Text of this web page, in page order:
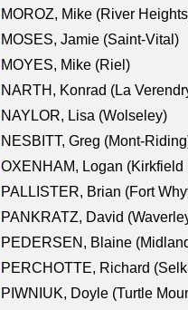
MOROZ, Mike (River
MOSES, Jamie (Saint-Vital)
MOYES, Mike (Riel)
NARTH, Konrad (La
NAYLOR, Lisa (Wolseley)
NESBITT, Greg (Mont-
OXENHAM, Logan (Kirkfield
PALLISTER, Brian (Fort
PANKRATZ, David
PEDERSEN, Blaine
PERCHOTTE, Richard
PIWNIUK, Doyle (Turtle